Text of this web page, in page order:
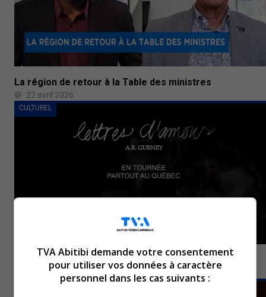
La région de retour à la Table des ministres
22 avril 2026
CULTUREL
Théâtre : « Lettres d’amour » : une vie à s’écrire!
21 avril 2026
TVA Abitibi demande votre consentement
pour utiliser vos données à caractère
personnel dans les cas suivants :